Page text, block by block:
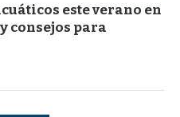
este verano en
consejos para